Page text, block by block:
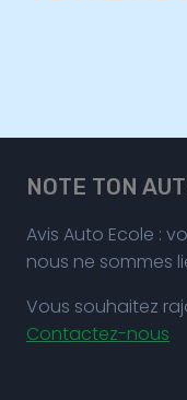
NOTE TON
Avis Auto Ecole :
nous ne sommes
Vous souhaitez
Contactez-nous